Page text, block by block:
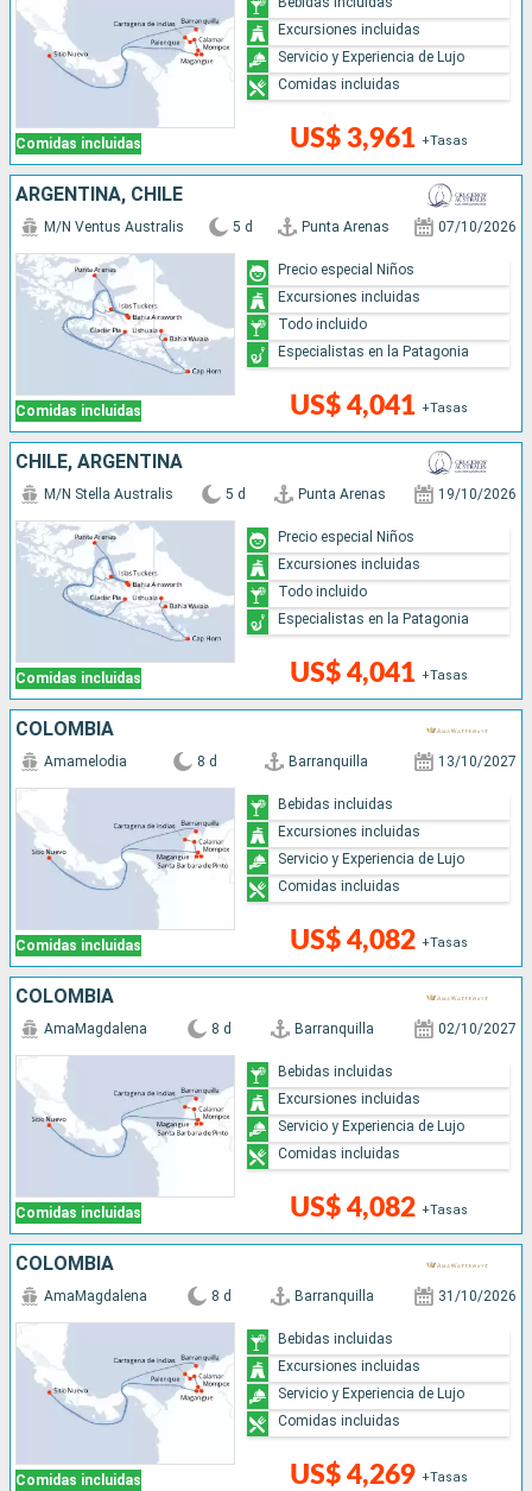
Comidas incluidas US$ 3,961 +Tasas
Excursiones incluidas
Servicio y Experiencia de Lujo
Comidas incluidas
ARGENTINA, CHILE
Comidas incluidas
M/N Ventus Australis 5 d Punta Arenas 07/10/2026
US$ 4,041 +Tasas
Precio especial Niños
Excursiones incluidas
Todo incluido
Especialistas en la Patagonia
CHILE, ARGENTINA
Comidas incluidas
M/N Stella Australis 5 d Punta Arenas 19/10/2026
US$ 4,041 +Tasas
Precio especial Niños
Excursiones incluidas
Todo incluido
Especialistas en la Patagonia
COLOMBIA
Comidas incluidas
Amamelodia 8 d Barranquilla 13/10/2027
US$ 4,082 +Tasas
Bebidas incluidas
Excursiones incluidas
Servicio y Experiencia de Lujo
Comidas incluidas
COLOMBIA
Comidas incluidas
AmaMagdalena 8 d Barranquilla 02/10/2027
US$ 4,082 +Tasas
Bebidas incluidas
Excursiones incluidas
Servicio y Experiencia de Lujo
Comidas incluidas
COLOMBIA
Comidas incluidas
AmaMagdalena 8 d Barranquilla 31/10/2026
US$ 4,269 +Tasas
Bebidas incluidas
Excursiones incluidas
Servicio y Experiencia de Lujo
Comidas incluidas